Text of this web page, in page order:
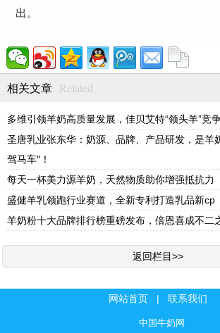
出。
相关文章 Related
多维引领羊奶高质量发展，佳贝艾特“领头羊”竞
圣唐乳业张东华：奶源、品牌、产品研发，是羊
驾马车″！
每天一杯美力源羊奶，天然物质助你增强抵抗力
盛健羊乳领跑行业赛道，全新专利打造乳品新cp
羊奶粉十大品牌排行榜重磅发布，倍恩喜成不二
返回栏目>>
网站首页 | 联系我们
中国牛奶网